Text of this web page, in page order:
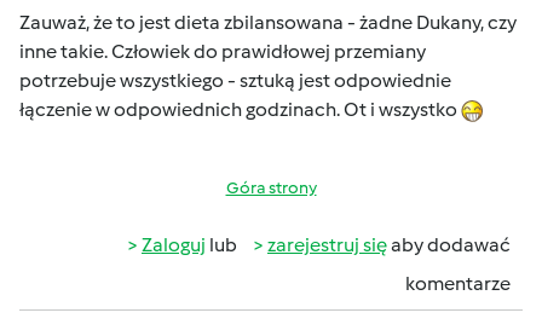
Zauważ, że to jest dieta zbilansowana - żadne Dukany, czy
inne takie. Człowiek do prawidłowej przemiany
potrzebuje wszystkiego - sztuką jest odpowiednie
łączenie w odpowiednich godzinach. Ot i wszystko
Góra strony
Zaloguj lub zarejestruj sięaby dodawać
komentarze